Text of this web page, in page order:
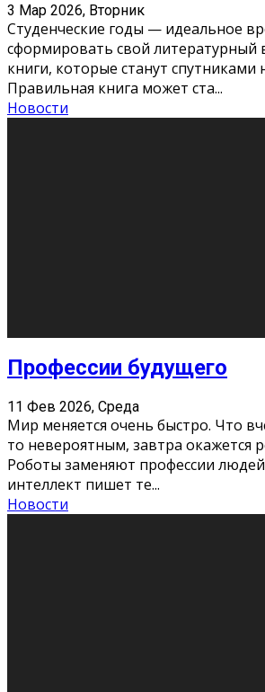
3 Мар 2026, Вторник
Студенческие годы — идеальное
сформировать свой литературный
книги, которые станут спутниками
Правильная книга может ста...
Новости
Как бороться со
11 Фев 2026, Среда
Стресс – нормальная реакция
факторов, воздействующих на
больше, чем ресурсов. Есть советы,
стрессовым состояни
Новости